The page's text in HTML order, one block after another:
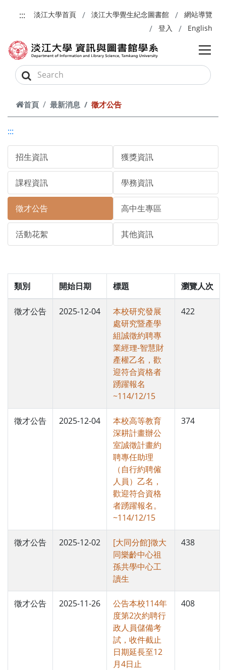
:::
淡江大學首頁 淡江大學覺生紀念圖書館
網站導覽
登入
English
首頁 最新消息 徵才公告
:::
招生資訊 獲獎資訊
課程資訊 學務資訊
徵才公告 高中生專區
活動花絮 其他資訊
類別 開始日期 標題 瀏覽人次
徵才公告 2025-12-04
本校研究發展
處研究暨產學
組誠徵約聘專
業經理-智慧財
產權乙名，歡
迎符合資格者
踴躍報名
~114/12/15
422
徵才公告 2025-12-04
本校高等教育
深耕計畫辦公
室誠徵計畫約
聘專任助理
（自行約聘僱
人員）乙名，
歡迎符合資格
者踴躍報名。
~114/12/15
374
徵才公告 2025-12-02
[大同分館]徵大
同樂齡中心祖
孫共學中心工
讀生
438
徵才公告 2025-11-26
公告本校114年
度第2次約聘行
政人員儲備考
試，收件截止
日期延長至12
月4日止
408